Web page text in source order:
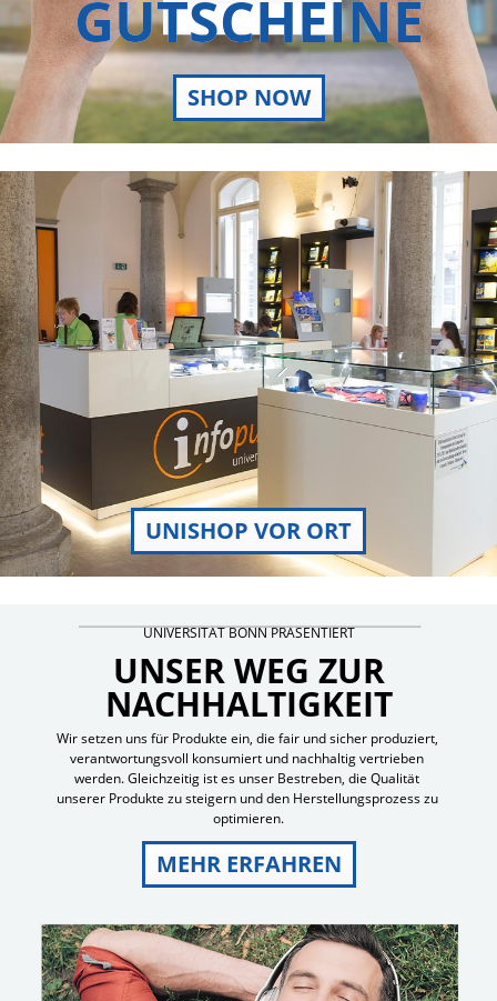
SHOP NOW
GUTSCHEINE
UNIVERSITÄT BONN PRÄSENTIERT
UNSER WEG ZUR
NACHHALTIGKEIT
MEHR ERFAHREN
Wir setzen uns für Produkte ein, die fair und sicher produziert,
verantwortungsvoll konsumiert und nachhaltig vertrieben
werden. Gleichzeitig ist es unser Bestreben, die Qualität
unserer Produkte zu steigern und den Herstellungsprozess zu
optimieren.
UNISHOP VOR ORT